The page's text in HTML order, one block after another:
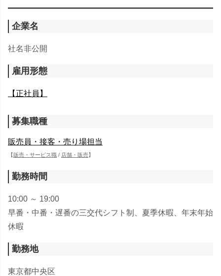
企業名
社名非公開
雇用形態
【正社員】
募集職種
販売員・接客・売り場担当
【販売・サービス職 / 店舗・販売】
勤務時間
10:00 ～ 19:00
早番・中番・遅番の三交代シフト制、夏季休暇、年末年始
休暇
勤務地
東京都中央区